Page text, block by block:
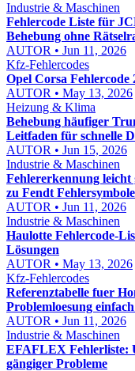
Industrie & Maschinen
Fehlercode Liste für
Behebung ohne
AUTOR • Jun 11, 2026
Kfz-Fehlercodes
Opel Corsa Fehlercode
AUTOR • May 13, 2026
Heizung & Klima
Behebung häufiger
Leitfaden für schnelle
AUTOR • Jun 15, 2026
Industrie & Maschinen
Fehlererkennung leicht
zu Fendt
AUTOR • Jun 11, 2026
Industrie & Maschinen
Haulotte Fehlercode-
Lösungen
AUTOR • May 13, 2026
Kfz-Fehlercodes
Referenztabelle fuer
Problemloesung
AUTOR • Jun 11, 2026
Industrie & Maschinen
EFAFLEX Fehlerliste:
gängiger Probleme